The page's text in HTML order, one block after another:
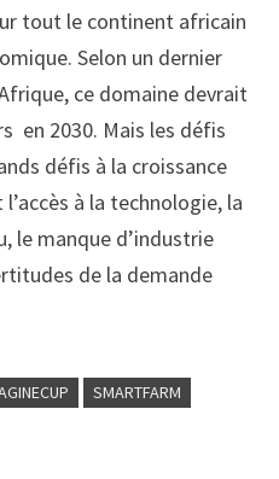
tout le continent africain
Selon un dernier
ce domaine devrait
en 2030. Mais les défis
défis à la croissance
à la technologie, la
le manque d’industrie
de la demande
SMARTFARM